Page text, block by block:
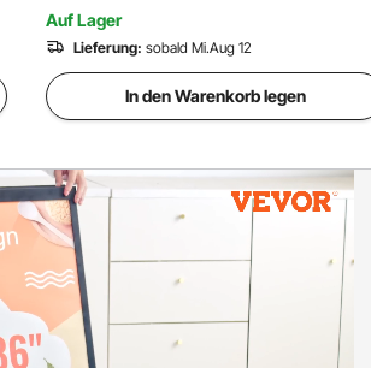
Auf Lager
Lieferung: sobald Mi.Aug 12
In den Warenkorb legen